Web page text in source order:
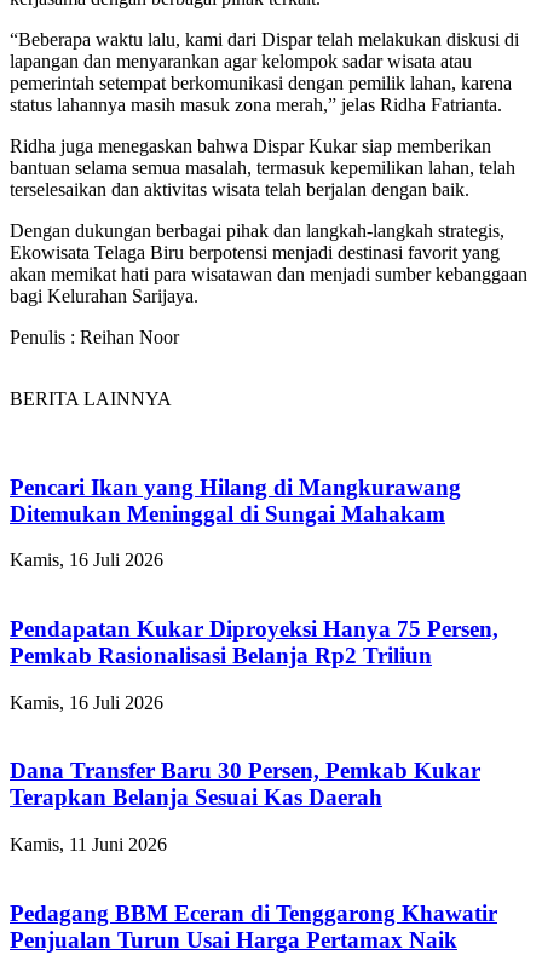
“Beberapa waktu lalu, kami dari Dispar telah melakukan diskusi di
lapangan dan menyarankan agar kelompok sadar wisata atau
pemerintah setempat berkomunikasi dengan pemilik lahan, karena
status lahannya masih masuk zona merah,” jelas Ridha Fatrianta.
Ridha juga menegaskan bahwa Dispar Kukar siap memberikan
bantuan selama semua masalah, termasuk kepemilikan lahan, telah
terselesaikan dan aktivitas wisata telah berjalan dengan baik.
Dengan dukungan berbagai pihak dan langkah-langkah strategis,
Ekowisata Telaga Biru berpotensi menjadi destinasi favorit yang
akan memikat hati para wisatawan dan menjadi sumber kebanggaan
bagi Kelurahan Sarijaya.
Penulis : Reihan Noor
BERITA LAINNYA
Pencari Ikan yang Hilang di Mangkurawang
Ditemukan Meninggal di Sungai Mahakam
Kamis, 16 Juli 2026
Pendapatan Kukar Diproyeksi Hanya 75 Persen,
Pemkab Rasionalisasi Belanja Rp2 Triliun
Kamis, 16 Juli 2026
Dana Transfer Baru 30 Persen, Pemkab Kukar
Terapkan Belanja Sesuai Kas Daerah
Kamis, 11 Juni 2026
Pedagang BBM Eceran di Tenggarong Khawatir
Penjualan Turun Usai Harga Pertamax Naik